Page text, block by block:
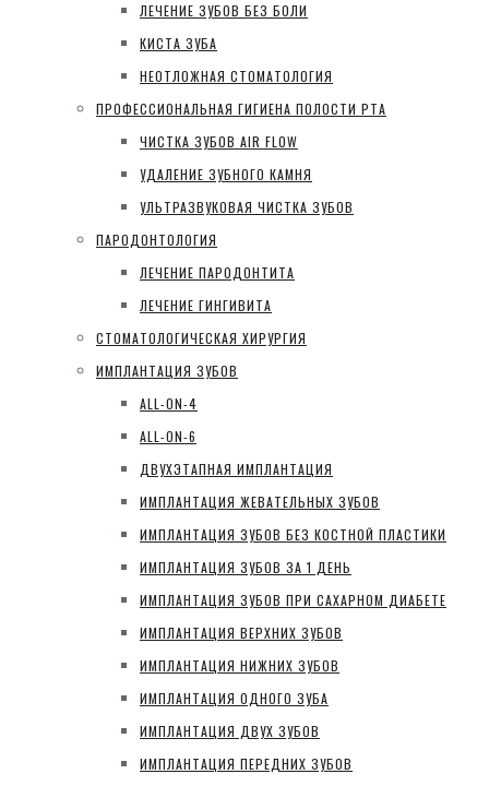
ЛЕЧЕНИЕ ЗУБОВ БЕЗ БОЛИ
КИСТА ЗУБА
НЕОТЛОЖНАЯ СТОМАТОЛОГИЯ
ПРОФЕССИОНАЛЬНАЯ ГИГИЕНА ПОЛОСТИ РТА
ЧИСТКА ЗУБОВ AIR FLOW
УДАЛЕНИЕ ЗУБНОГО КАМНЯ
УЛЬТРАЗВУКОВАЯ ЧИСТКА ЗУБОВ
ПАРОДОНТОЛОГИЯ
ЛЕЧЕНИЕ ПАРОДОНТИТА
ЛЕЧЕНИЕ ГИНГИВИТА
СТОМАТОЛОГИЧЕСКАЯ ХИРУРГИЯ
ИМПЛАНТАЦИЯ ЗУБОВ
ALL-ON-4
ALL-ON-6
ДВУХЭТАПНАЯ ИМПЛАНТАЦИЯ
ИМПЛАНТАЦИЯ ЖЕВАТЕЛЬНЫХ ЗУБОВ
ИМПЛАНТАЦИЯ ЗУБОВ БЕЗ КОСТНОЙ ПЛАСТИКИ
ИМПЛАНТАЦИЯ ЗУБОВ ЗА 1 ДЕНЬ
ИМПЛАНТАЦИЯ ЗУБОВ ПРИ САХАРНОМ ДИАБЕТЕ
ИМПЛАНТАЦИЯ ВЕРХНИХ ЗУБОВ
ИМПЛАНТАЦИЯ НИЖНИХ ЗУБОВ
ИМПЛАНТАЦИЯ ОДНОГО ЗУБА
ИМПЛАНТАЦИЯ ДВУХ ЗУБОВ
ИМПЛАНТАЦИЯ ПЕРЕДНИХ ЗУБОВ